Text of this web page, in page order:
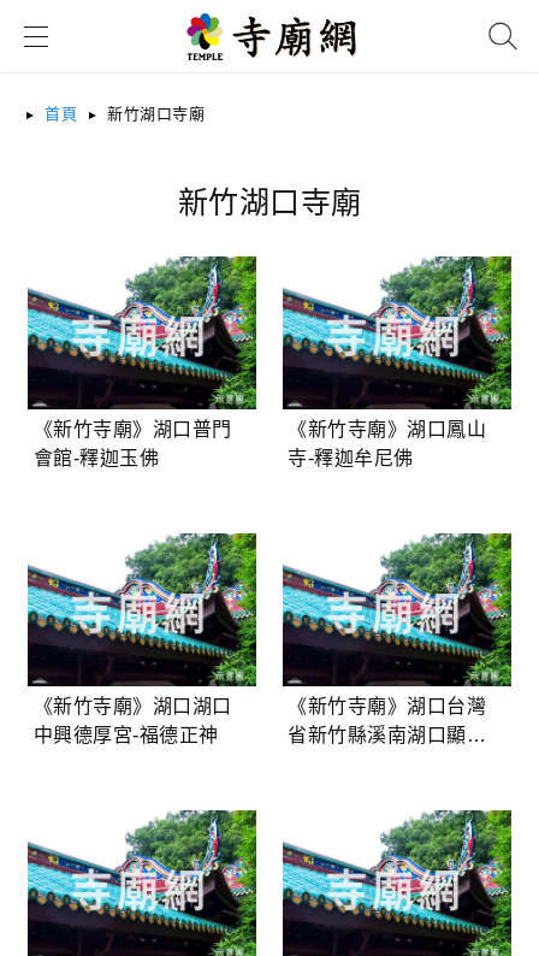
首頁 新竹湖口寺廟
新竹湖口寺廟
《新竹寺廟》湖口普門
會館-釋迦玉佛
《新竹寺廟》湖口鳳山
寺-釋迦牟尼佛
《新竹寺廟》湖口湖口
中興德厚宮-福德正神
《新竹寺廟》湖口台灣
省新竹縣溪南湖口顯聖